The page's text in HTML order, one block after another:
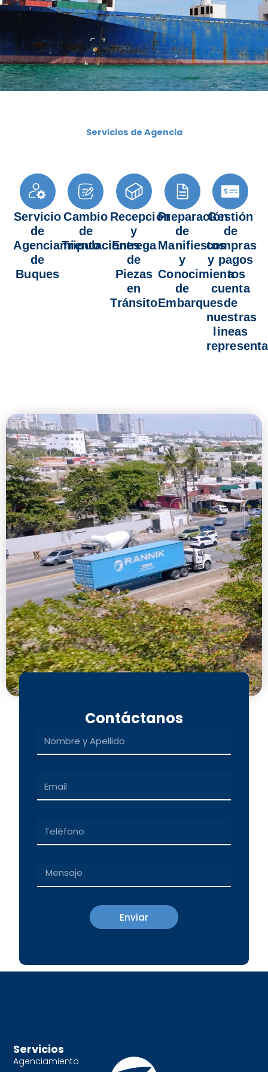
Servicios de Agencia
Servicio
de
Agenciamiento
de
Buques
Cambio
de
Tripulaciones
Recepción
y
Entrega
de
Piezas
en
Tránsito
Preparación
de
Manifiestos
y
Conocimientos
de
Embarques
Gestión
de
compras
y pagos
a
cuenta
de
nuestras
lineas
Contáctanos
Message
Enviar
Servicios
Agenciamiento